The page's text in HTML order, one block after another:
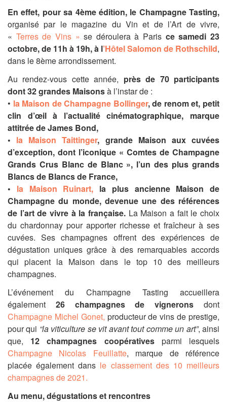
En effet, pour sa 4ème édition, le Champagne Tasting,
organisé par le magazine du Vin et de l’Art de vivre,
« Terres de Vins » se déroulera à Paris ce samedi 23
octobre, de 11h à 19h, à l’Hôtel Salomon de Rothschild,
dans le 8ème arrondissement.
Au rendez-vous cette année, près de 70 participants
dont 32 grandes Maisonsà l’instar de :
• la Maison de Champagne Bollinger, de renom et, petit
clin d’œil à l’actualité cinématographique, marque
attitrée de James Bond,
• la Maison Taittinger, grande Maison aux cuvées
d’exception, dont l’iconique « Comtes de Champagne
Grands Crus Blanc de Blanc », l’un des plus grands
Blancs de Blancs de France,
• la Maison Ruinart, la plus ancienne Maison de
Champagne du monde, devenue une des références
de l’art de vivre à la française. La Maison a fait le choix
du chardonnay pour apporter richesse et fraîcheur à ses
cuvées. Ses champagnes offrent des expériences de
dégustation uniques grâce à des remarquables accords
qui placent la Maison dans le top 10 des meilleurs
champagnes.
L’événement du Champagne Tasting accueillera
également 26 champagnes de vignerons dont
Champagne Michel Gonet, producteur de vins de prestige,
pour qui “la viticulture se vit avant tout comme un art”, ainsi
que, 12 champagnes coopérativesparmi lesquels
Champagne Nicolas Feuillatte, marque de référence
placée également dans le classement des 10 meilleurs
champagnes de 2021.
Au menu, dégustations et rencontres